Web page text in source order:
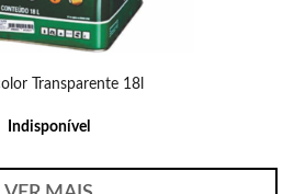
Transparente 18l
Indisponível